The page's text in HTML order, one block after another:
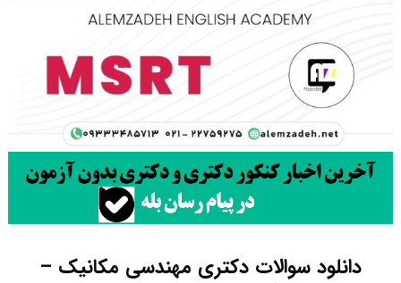
دانلود سوالات دکتری مهندسی مکانیک –